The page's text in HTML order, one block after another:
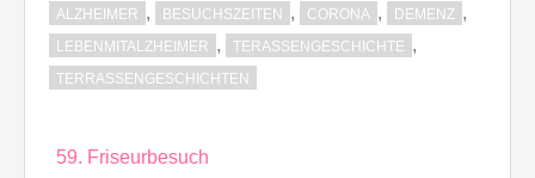
ALZHEIMER , BESUCHSZEITEN , CORONA , DEMENZ ,
LEBENMITALZHEIMER , TERASSENGESCHICHTE ,
TERRASSENGESCHICHTEN
Beitragsnavigation
59. Friseurbesuch